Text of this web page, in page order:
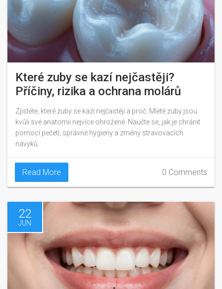
Které zuby se kazí nejčastěji?
Příčiny, rizika a ochrana molárů
Zjistěte, které zuby se kazí nejčastěji a proč. Mleté zuby jsou
kvůli své anatomii nejvíce ohrožené. Naučte se, jak je chránit
pomocí pečetí, správné hygieny a změny stravovacích
návyků.
Read More 0 Comments
22
JUN